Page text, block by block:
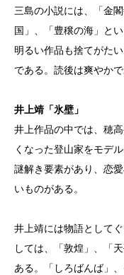
三島の小説には、「金
国」、「豊穣の海」と
明るい作品も捨てがた
である。読後は爽やかで
井上靖「氷壁」
井上作品の中では、穂
くなった登山家をモデ
謎解き要素があり、恋
いものがある。
井上靖には物語として
しては、「敦煌」、「
ある。「しろばんば」